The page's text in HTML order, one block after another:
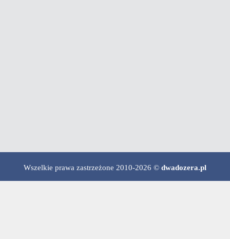
Wszelkie prawa zastrzeżone 2010-2026 © dwadozera.pl